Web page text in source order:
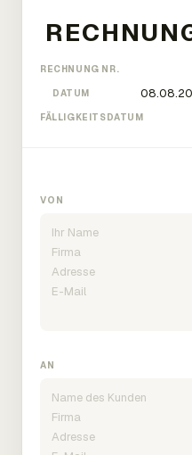
RECHNUNG NR.
DATUM
FÄLLIGKEITSDATUM
VON
AN